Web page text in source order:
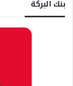
بنك البركة